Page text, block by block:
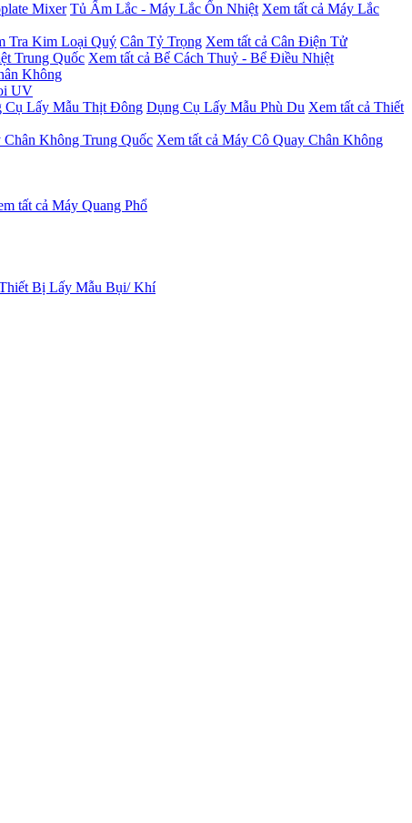
Mixer Tủ Ấm Lắc - Máy Lắc Ổn Nhiệt Xem tất cả Máy Lắc
Tra Kim Loại Quý Cân Tỷ Trọng Xem tất cả Cân Điện Tử
Trung Quốc Xem tất cả Bể Cách Thuỷ - Bể Điều Nhiệt
Không
UV
Cụ Lấy Mẫu Thịt Đông Dụng Cụ Lấy Mẫu Phù Du Xem tất cả Thiết
Không Trung Quốc Xem tất cả Máy Cô Quay Chân Không
tất cả Máy Quang Phổ
Bị Lấy Mẫu Bụi/ Khí